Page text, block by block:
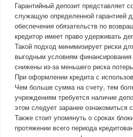
Гарантийный депозит
служащую определенной гарантией
обеспечения обязательств по
кредитор имеет право удерживать
Такой подход минимизирует риски
выгодным условиям
снижены из-за меньшего риска
При оформлении кредита с
Чем больше сумма на счету, тем
учреждениям требуется наличие
этом следует заранее ознакомиться
Также стоит упомянуть о сроках
протяжении всего периода